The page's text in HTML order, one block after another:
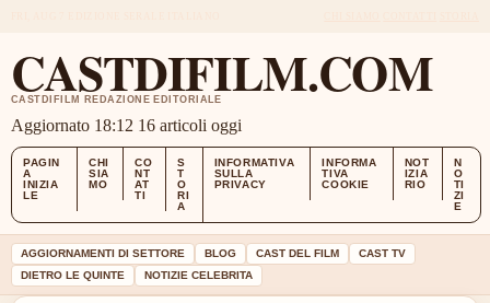
CASTDIFILM.COM
CASTDIFILM REDAZIONE EDITORIALE
Aggiornato 18:12 16 articoli oggi
PAGIN
A
INIZIA
LE
CHI
SIA
MO
CO
NT
AT
TI
S
T
O
RI
A
INFORMATIVA
SULLA
PRIVACY
INFORMA
TIVA
COOKIE
NOT
IZIA
RIO
N
O
TI
ZI
E
AGGIORNAMENTI DI SETTORE BLOG CAST DEL FILM
CAST TV
DIETRO LE QUINTE
NOTIZIE CELEBRITA